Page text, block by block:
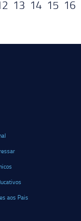
13 14 15 16
aos Pais